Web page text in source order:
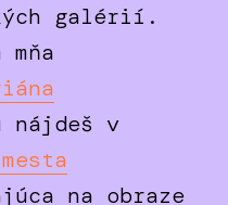
galérií.
nájdeš v
na obraze